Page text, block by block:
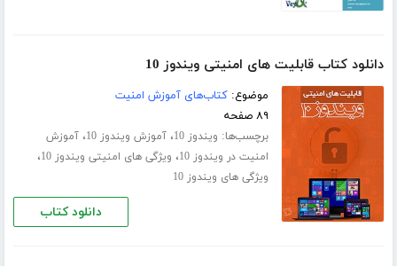
دانلود کتاب قابلیت های امنیتی ویندوز 10
موضوع:کتاب‌های آموزش امنیت
۸۹ صفحه
برچسب‌ها: ویندوز 10 ،آموزش ویندوز 10 ،آموزش
امنیت در ویندوز 10
، ویژگی های امنیتی ویندوز 10 ،
ویژگی های ویندوز 10
دانلود کتاب